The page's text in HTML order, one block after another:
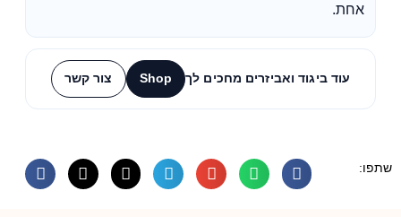
אחת.
עוד ביגוד ואביזרים מחכים לך Shop צור קשר
שתפו: